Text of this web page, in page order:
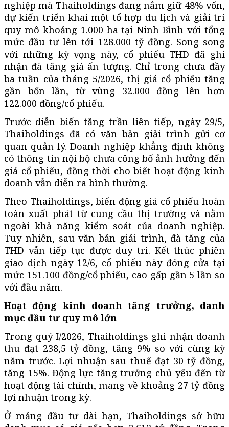
nghiệp mà Thaiholdings đang nắm giữ 48% vốn,
dự kiến triển khai một tổ hợp du lịch và giải trí
quy mô khoảng 1.000 ha tại Ninh Bình với tổng
mức đầu tư lên tới 128.000 tỷ đồng. Song song
với những kỳ vọng này, cổ phiếu THD đã ghi
nhận đà tăng giá ấn tượng. Chỉ trong chưa đầy
ba tuần của tháng 5/2026, thị giá cổ phiếu tăng
gần bốn lần, từ vùng 32.000 đồng lên hơn
122.000 đồng/cổ phiếu.
Trước diễn biến tăng trần liên tiếp, ngày 29/5,
Thaiholdings đã có văn bản giải trình gửi cơ
quan quản lý. Doanh nghiệp khẳng định không
có thông tin nội bộ chưa công bố ảnh hưởng đến
giá cổ phiếu, đồng thời cho biết hoạt động kinh
doanh vẫn diễn ra bình thường.
Theo Thaiholdings, biến động giá cổ phiếu hoàn
toàn xuất phát từ cung cầu thị trường và nằm
ngoài khả năng kiểm soát của doanh nghiệp.
Tuy nhiên, sau văn bản giải trình, đà tăng của
THD vẫn tiếp tục được duy trì. Kết thúc phiên
giao dịch ngày 12/6, cổ phiếu này đóng cửa tại
mức 151.100 đồng/cổ phiếu, cao gấp gần 5 lần so
với đầu năm.
Hoạt động kinh doanh tăng trưởng, danh
mục đầu tư quy mô lớn
Trong quý I/2026, Thaiholdings ghi nhận doanh
thu đạt 238,5 tỷ đồng, tăng 9% so với cùng kỳ
năm trước. Lợi nhuận sau thuế đạt 30 tỷ đồng,
tăng 15%. Động lực tăng trưởng chủ yếu đến từ
hoạt động tài chính, mang về khoảng 27 tỷ đồng
lợi nhuận trong kỳ.
Ở mảng đầu tư dài hạn, Thaiholdings sở hữu